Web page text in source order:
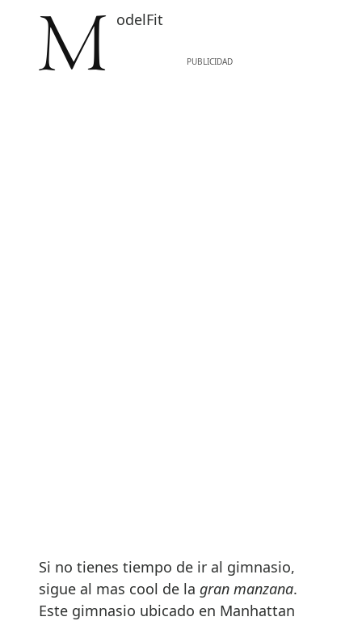
ModelFit
Si no tienes tiempo de ir al gimnasio,
sigue al mas cool de la gran manzana.
Este gimnasio ubicado en Manhattan